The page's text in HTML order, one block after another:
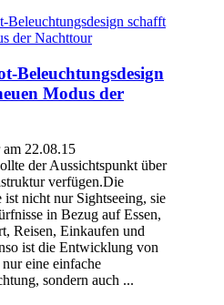
Beleuchtungsdesign
Modus der
22.08.15
der Aussichtspunkt über
verfügen.Die
ist nicht nur Sightseeing, sie
in Bezug auf Essen,
Reisen, Einkaufen und
ist die Entwicklung von
eine einfache
sondern auch ...